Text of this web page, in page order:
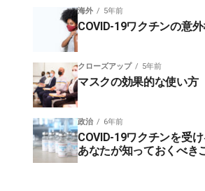
海外 5年前
COVID-19ワクチンの意
クローズアップ 5年前
マスクの効果的な使い方
政治 6年前
COVID-19ワクチンを受け
あなたが知っておくべき